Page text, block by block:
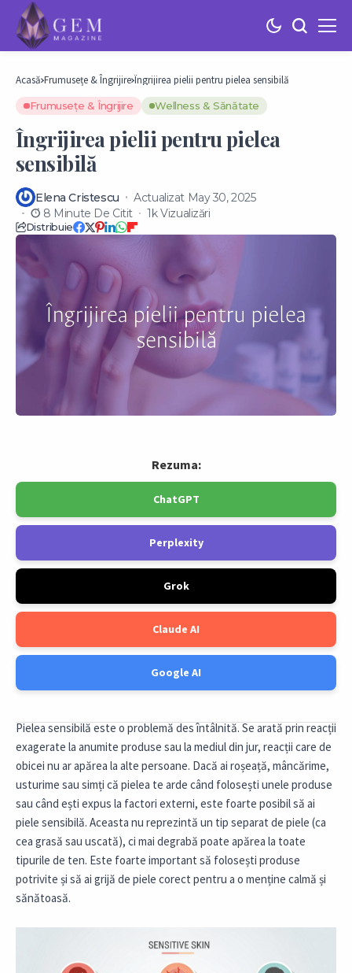
Acasă Frumusețe & Îngrijire Îngrijirea pielii pentru pielea sensibilă
Frumusețe & Îngrijire Wellness & Sănătate
Îngrijirea pielii pentru pielea
sensibilă
Elena Cristescu
Actualizat May 30, 2025
8 Minute De Citit
1k Vizualizări
Distribuie
Rezuma:
ChatGPT
Perplexity
Grok
Claude AI
Google AI
Pielea sensibilă este o problemă des întâlnită. Se arată prin reacții
exagerate la anumite produse sau la mediul din jur, reacții care de
obicei nu ar apărea la alte persoane. Dacă ai roșeață, mâncărime,
usturime sau simți că pielea te arde când folosești unele produse
sau când ești expus la factori externi, este foarte posibil să ai
piele sensibilă. Aceasta nu reprezintă un tip separat de piele (ca
cea grasă sau uscată), ci mai degrabă poate apărea la toate
tipurile de ten. Este foarte important să folosești produse
potrivite și să ai grijă de piele corect pentru a o menține calmă și
sănătoasă.